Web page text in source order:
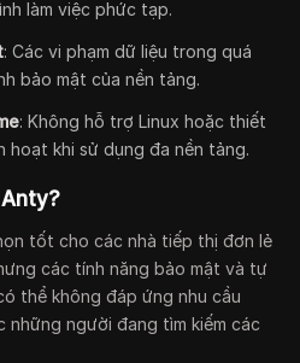
làm việc phức tạp.
: Các vi phạm dữ liệu trong quá
bảo mật của nền tảng.
: Không hỗ trợ Linux hoặc thiết
hoạt khi sử dụng đa nền tảng.
tốt cho các nhà tiếp thị đơn lẻ
các tính năng bảo mật và tự
thể không đáp ứng nhu cầu
những người đang tìm kiếm các